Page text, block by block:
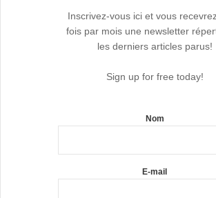
Inscrivez-vous ici et vous
fois par mois une newsletter
les derniers articles parus!
Sign up for free today!
Nom
E-mail